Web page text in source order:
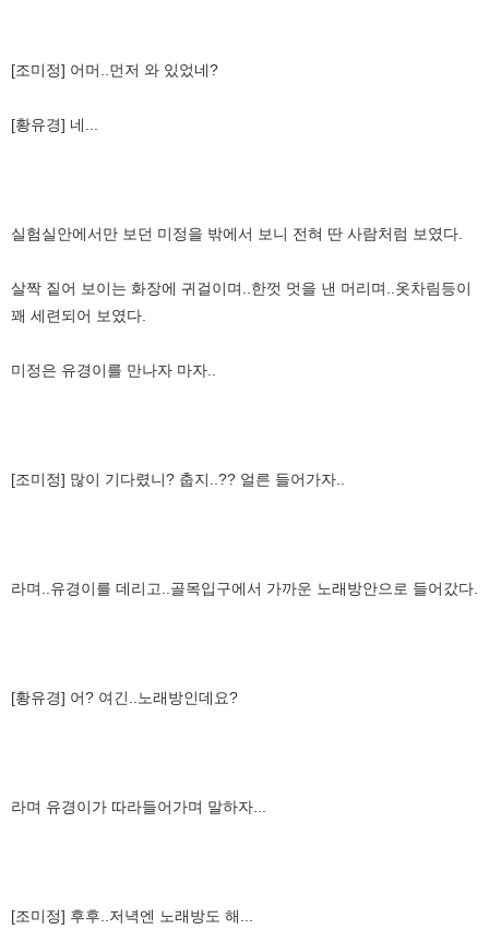
[조미정] 어머..먼저 와 있었네?
[황유경] 네...
실험실안에서만 보던 미정을 밖에서 보니 전혀 딴 사람처럼 보였다.
살짝 짙어 보이는 화장에 귀걸이며..한껏 멋을 낸 머리며..옷차림등이
꽤 세련되어 보였다.
미정은 유경이를 만나자 마자..
[조미정] 많이 기다렸니? 춥지..?? 얼른 들어가자..
라며..유경이를 데리고..골목입구에서 가까운 노래방안으로 들어갔다.
[황유경] 어? 여긴..노래방인데요?
라며 유경이가 따라들어가며 말하자...
[조미정] 후후..저녁엔 노래방도 해...